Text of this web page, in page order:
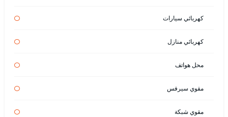
كهربائي سيارات
كهربائي منازل
محل هواتف
مقوي سيرفس
مقوي شبكة